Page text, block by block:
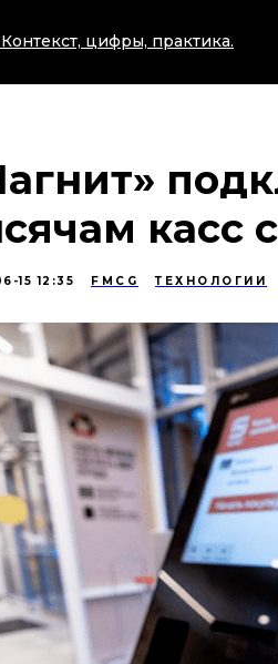
цифры, практика.
касс
15 12:35 FMCG ТЕХНОЛОГИИ